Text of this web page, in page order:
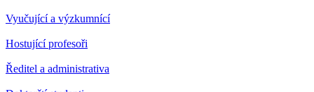
Vyučující a výzkumnící
Hostující profesoři
Ředitel a administrativa